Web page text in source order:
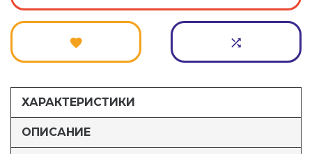
ХАРАКТЕРИСТИКИ
ОПИСАНИЕ